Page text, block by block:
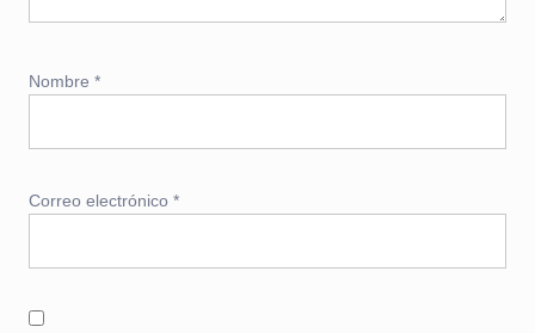
Nombre *
Correo electrónico *